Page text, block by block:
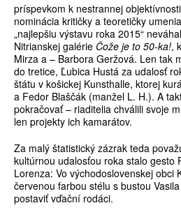
príspevkom k nestrannej
nominácia kritičky a teoretičky
„najlepšiu výstavu roka 2015“
Nitrianskej galérie Čože je to 50-ka!,
Mirza a – Barbora Geržová. Len tak
do tretice, Ľubica Hustá za udalosť
štátu v košickej Kunsthalle, ktorej
a Fedor Blaščák (manžel L. H.). A
pokračovať – riaditelia chválili svoje
len projekty ich kamarátov.
Za malý štatistický zázrak teda
kultúrnou udalosťou roka stalo gesto
Lorenza: Vo východoslovenskej obci
červenou farbou stélu s bustou
postaviť vďační rodáci.